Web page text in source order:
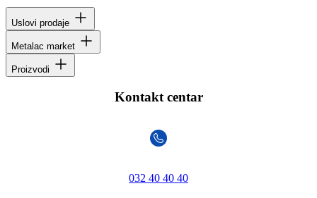
Uslovi prodaje
Metalac market
Proizvodi
Kontakt centar
032 40 40 40